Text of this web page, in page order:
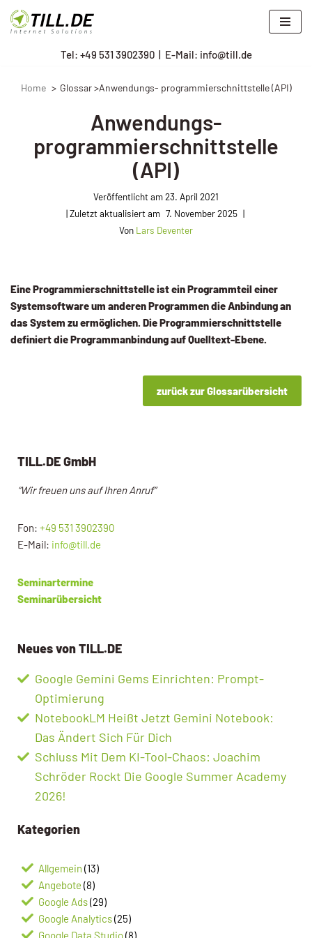
Zum
Tel: +49 531 3902390| E-Mail: info@till.de
Home Glossar >Anwendungs- programmierschnittstelle (API)
Anwendungs-
programmierschnittstelle
(API)
Veröffentlicht am23. April 2021
7. November 2025
Von Lars Deventer
Eine Programmierschnittstelle ist ein Programmteil einer
Systemsoftware um anderen Programmen die Anbindung an
das System zu ermöglichen. Die Programmierschnittstelle
definiert die Programmanbindung auf Quelltext-Ebene.
zurück zur Glossarübersicht
TILL.DE GmbH
“Wir freuen uns auf Ihren Anruf”
Fon: +49 531 3902390
E-Mail: info@till.de
Seminartermine
Seminarübersicht
Neues von TILL.DE
Google Gemini Gems Einrichten: Prompt-
Optimierung
NotebookLM Heißt Jetzt Gemini Notebook:
Das Ändert Sich Für Dich
Schluss Mit Dem KI-Tool-Chaos: Joachim
Schröder Rockt Die Google Summer Academy
2026!
Kategorien
Allgemein (13)
Angebote (8)
Google Ads(29)
Google Analytics(25)
Google Data Studio(8)